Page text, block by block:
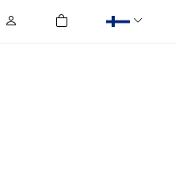
0
tuotetta ostoskorissa